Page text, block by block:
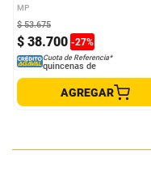
MP
$ 38.700 -27%
$ 53.675
Cuota de Referencia*
quincenas de
AGREGAR